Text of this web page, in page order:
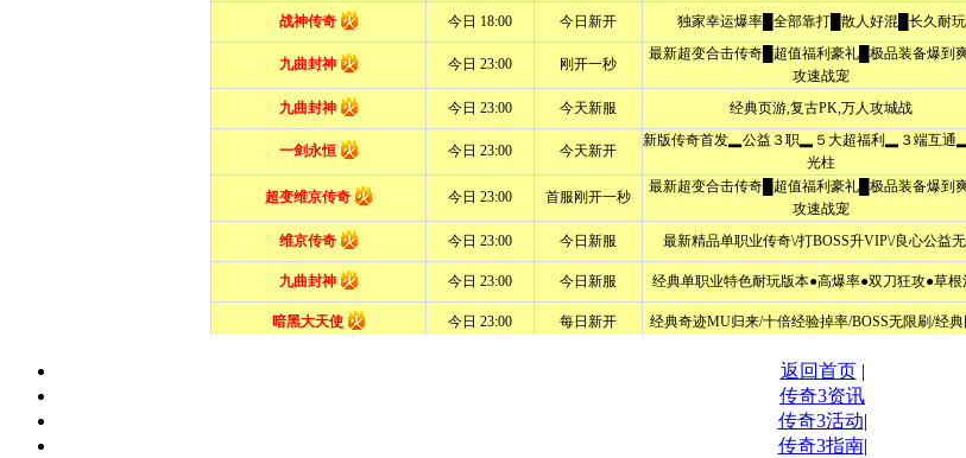
返回首页|
传奇3资讯
传奇3活动|
传奇3指南|